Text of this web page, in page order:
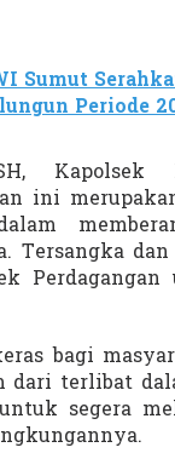
Sumut
Periode
Kapolsek
ini
Tersangka
Perdagangan
bagi
dari terlibat
segera
Batas Tanah
2025